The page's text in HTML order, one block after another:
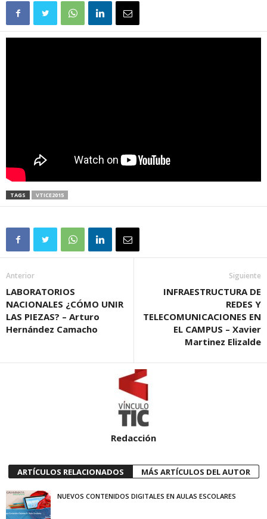
TAGS VTICE2015
Anterior
LABORATORIOS
NACIONALES ¿CÓMO UNIR
LAS PIEZAS? – Arturo
Hernández Camacho
Siguiente
INFRAESTRUCTURA DE
REDES Y
TELECOMUNICACIONES EN
EL CAMPUS – Xavier
Martinez Elizalde
Redacción
ARTÍCULOS RELACIONADOS MÁS ARTÍCULOS DEL AUTOR
NUEVOS CONTENIDOS DIGITALES EN AULAS ESCOLARES